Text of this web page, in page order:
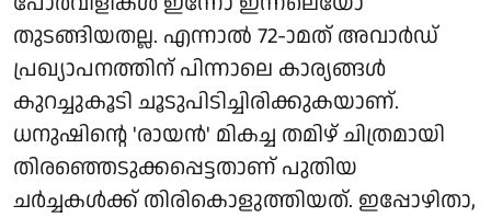
തുടങ്ങിയതല്ല. എന്നാൽ 72-ാമത് അവാർഡ്
പ്രഖ്യാപനത്തിന് പിന്നാലെ കാര്യങ്ങൾ
കുറച്ചുകൂടി ചൂടുപിടിച്ചിരിക്കുകയാണ്.
ധനുഷിന്റെ 'രായൻ' മികച്ച തമിഴ് ചിത്രമായി
തിരഞ്ഞെടുക്കപ്പെട്ടതാണ് പുതിയ
ചർച്ചകൾക്ക് തിരികൊളുത്തിയത്. ഇപ്പോഴിതാ,